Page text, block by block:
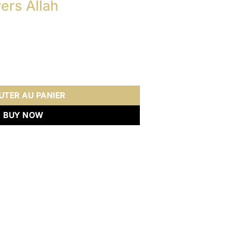
Allah
€.
Allah
AU PANIER
BUY NOW